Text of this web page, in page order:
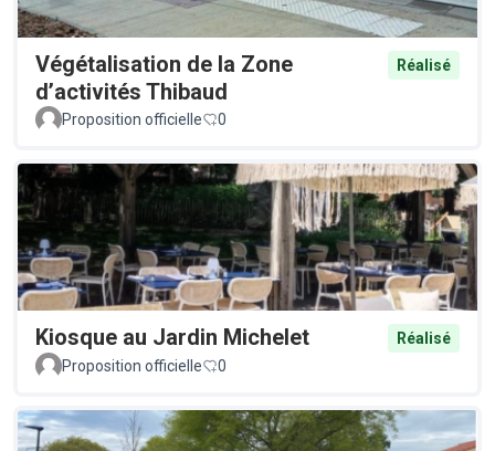
Végétalisation de la Zone
d’activités Thibaud
Réalisé
Proposition officielle 0
Kiosque au Jardin Michelet
Réalisé
Proposition officielle
0